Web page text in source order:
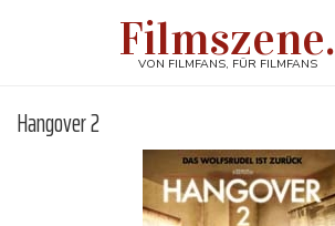
Filmszene.
VON FILMFANS, FÜR FILMFANS
Hangover 2